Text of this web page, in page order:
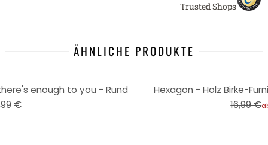
Trusted Shops
ÄHNLICHE PRODUKTE
enough to you - Rund
€
Hexagon - Holz Birke-
16,99 €